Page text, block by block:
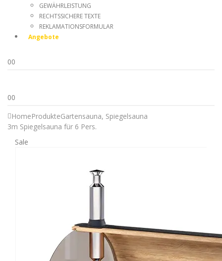
GEWÄHRLEISTUNG
RECHTSSICHERE TEXTE
REKLAMATIONSFORMULAR
Angebote
00
00
HomeProdukteGartensauna, Spiegelsauna
3m Spiegelsauna für 6 Pers.
Sale